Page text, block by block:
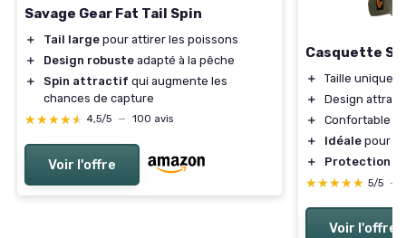
Savage Gear Fat Tail Spin
＋ Tail large pour attirer les poissons
＋
Design robuste adapté à la pêche
＋
Spin attractif qui augmente les
chances de capture
★★★★★
★★★★★ 4,5/5 — 100 avis
Voir l'offre
Casquette
＋
Taille unique
＋
Design
＋
Confortable à
＋
Idéale pour
＋
Protection
★★★★★
★★★★★ 5/5 —
Voir l'offre